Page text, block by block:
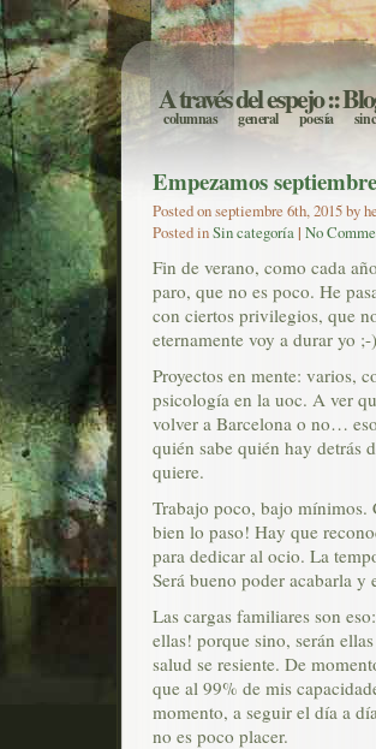
A través del espejo::
columnas general poesía sin
Empezamos
Posted on septiembre 6th, 2015 by
Posted inSin categoría| No
Fin de verano, como cada
paro, que no es poco. He
con ciertos privilegios, que
eternamente voy a durar yo ;-
Proyectos en mente: varios,
psicología en la uoc. A ver
volver a Barcelona o no…
quién sabe quién hay detrás
quiere.
Trabajo poco, bajo mínimos.
bien lo paso! Hay que
para dedicar al ocio. La
Será bueno poder acabarla
Las cargas familiares son
ellas! porque sino, serán
salud se resiente. De
que al 99% de mis
momento, a seguir el día a
no es poco placer.